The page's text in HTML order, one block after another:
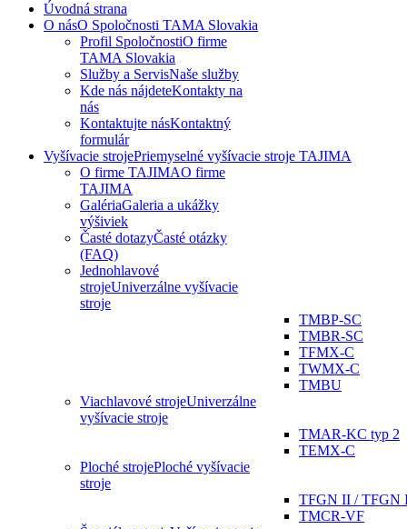
Úvodná strana
O násO Spoločnosti TAMA Slovakia
Profil SpoločnostiO firme
TAMA Slovakia
Služby a ServisNaše služby
Kde nás nájdeteKontakty na
nás
Kontaktujte násKontaktný
formulár
Vyšívacie strojePriemyselné vyšívacie stroje TAJIMA
O firme TAJIMAO firme
TAJIMA
GalériaGaleria a ukážky
výšiviek
Časté dotazyČasté otázky
(FAQ)
Jednohlavové
strojeUniverzálne vyšívacie
stroje
TMBP-SC
TMBR-SC
TFMX-C
TWMX-C
TMBU
Viachlavové strojeUniverzálne
vyšívacie stroje
TMAR-KC typ 2
TEMX-C
Ploché strojePloché vyšívacie
stroje
TFGN II / TFGN
TMCR-VF